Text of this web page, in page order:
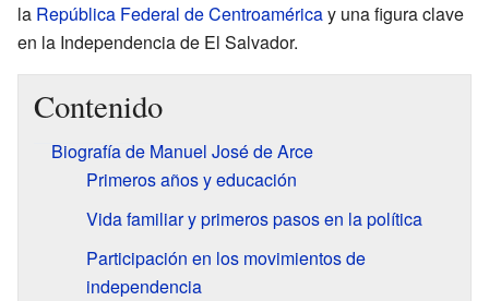
la República Federal de Centroaméricay una figura clave
en la Independencia de El Salvador.
Contenido
Biografía de Manuel José de Arce
Primeros años y educación
Vida familiar y primeros pasos en la política
Participación en los movimientos de
independencia